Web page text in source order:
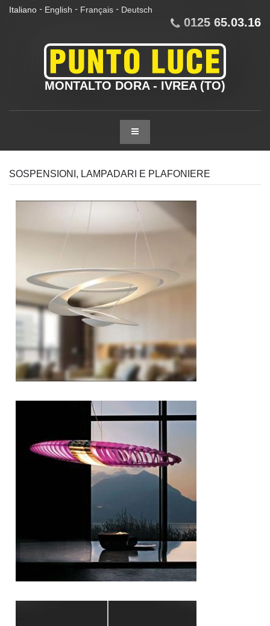
Italiano - English - Français - Deutsch
0125 65.03.16
MONTALTO DORA - IVREA (TO)
SOSPENSIONI, LAMPADARI E PLAFONIERE